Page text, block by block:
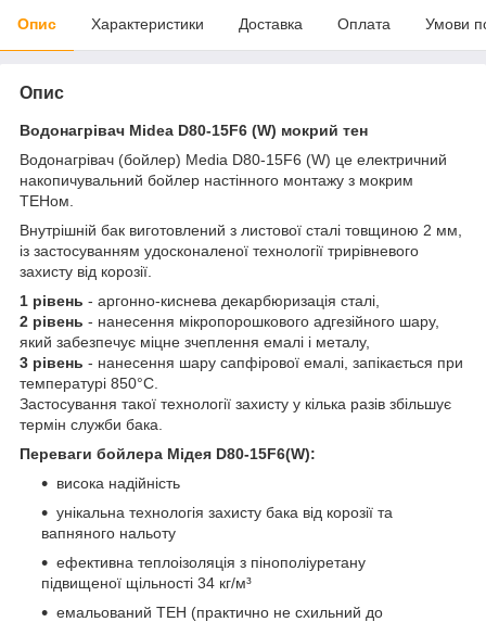
Опис Характеристики Доставка Оплата Умови
Опис
Водонагрівач Midea D80-15F6 (W) мокрий тен
Водонагрівач (бойлер) Media D80-15F6 (W) це електричний
накопичувальний бойлер настінного монтажу з мокрим
ТЕНом.
Внутрішній бак виготовлений з листової сталі товщиною 2 мм,
із застосуванням удосконаленої технології трирівневого
захисту від корозії.
1 рівень - аргонно-киснева декарбюризація сталі,
2 рівень - нанесення мікропорошкового адгезійного шару,
який забезпечує міцне зчеплення емалі і металу,
3 рівень - нанесення шару сапфірової емалі, запікається при
температурі 850°С.
Застосування такої технології захисту у кілька разів збільшує
термін служби бака.
Переваги бойлера Мідея D80-15F6(W):
висока надійність
унікальна технологія захисту бака від корозії та
вапняного нальоту
ефективна теплоізоляція з пінополіуретану
підвищеної щільності 34 кг/м³
емальований ТЕН (практично не схильний до